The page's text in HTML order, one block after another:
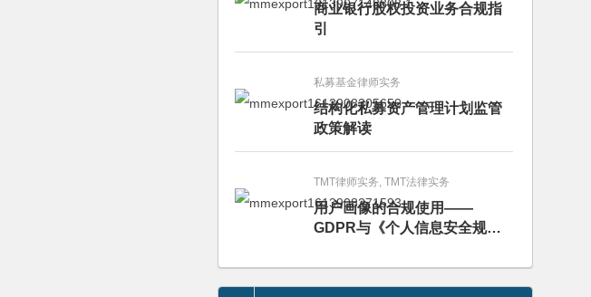
商业银行股权投资业务合规指
引
私募基金律师实务
结构化私募资产管理计划监管
政策解读
TMT律师实务, TMT法律实务
用户画像的合规使用——
GDPR与《个人信息安全规